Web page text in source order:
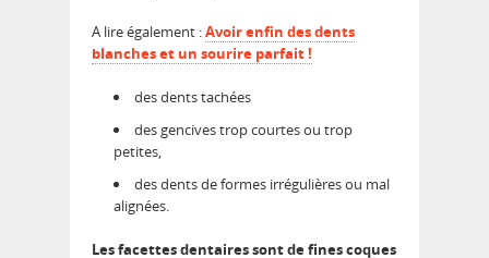
A lire également :Avoir enfin des dents
blanches et un sourire parfait !
des dents tachées
des gencives trop courtes ou trop
petites,
des dents de formes irrégulières ou mal
alignées.
Les facettes dentaires sont defines coques